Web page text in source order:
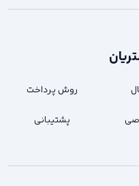
روش پرداخت
پشتیبانی